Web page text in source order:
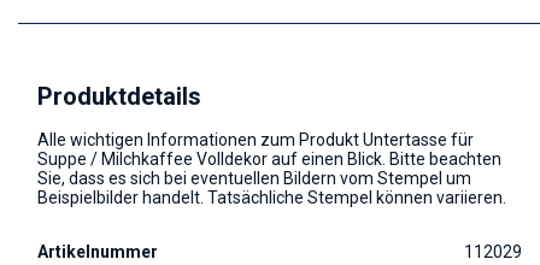
Produktdetails
Alle wichtigen Informationen zum Produkt Untertasse für
Suppe / Milchkaffee Volldekor auf einen Blick. Bitte beachten
Sie, dass es sich bei eventuellen Bildern vom Stempel um
Beispielbilder handelt. Tatsächliche Stempel können variieren.
Artikelnummer 112029